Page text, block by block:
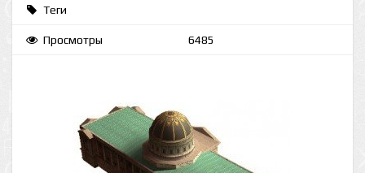
Теги
Просмотры 6485